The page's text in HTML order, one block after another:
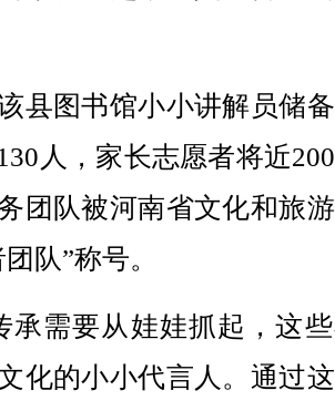
图书馆小小讲解员储
人，家长志愿者将近
团队被河南省文化和旅
队”称号。
需要从娃娃抓起，这些
化的小小代言人。通过